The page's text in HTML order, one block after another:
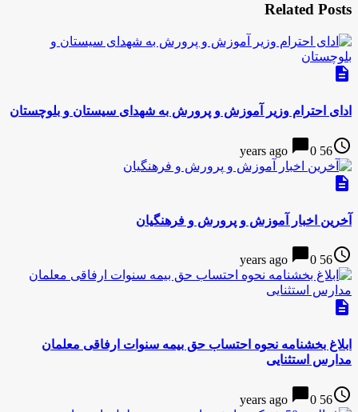
Related Posts
description
ادای احترام وزیر آموزش و پرورش به شهدای سیستان و بلوچستان
access_time
56 years ago
chat_bubble0
description
آخرین اخبار آموزش و پرورش و فرهنگیان
access_time
56 years ago
chat_bubble0
description
ابلاغ بخشنامه نحوه احتساب حق بیمه سنوات ارفاقی معلمان
مدارس استثنایی
access_time
56 years ago
chat_bubble0